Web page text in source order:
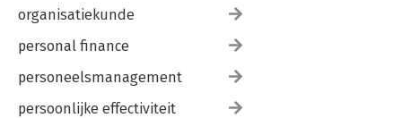
organisatiekunde
personal finance
personeelsmanagement
persoonlijke effectiviteit